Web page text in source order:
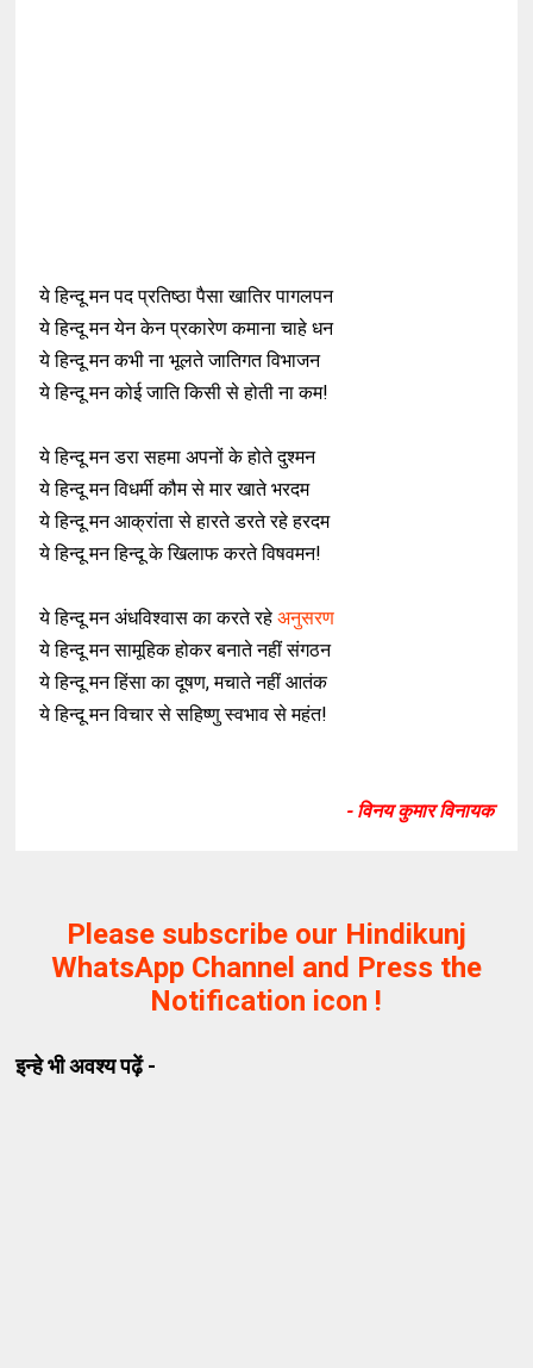
ये हिन्दू मन पद प्रतिष्ठा पैसा खातिर पागलपन
ये हिन्दू मन येन केन प्रकारेण कमाना चाहे धन
ये हिन्दू मन कभी ना भूलते जातिगत विभाजन
ये हिन्दू मन कोई जाति किसी से होती ना कम!
ये हिन्दू मन डरा सहमा अपनों के होते दुश्मन
ये हिन्दू मन विधर्मी कौम से मार खाते भरदम
ये हिन्दू मन आक्रांता से हारते डरते रहे हरदम
ये हिन्दू मन हिन्दू के खिलाफ करते विषवमन!
ये हिन्दू मन अंधविश्वास का करते रहेअनुसरण
ये हिन्दू मन सामूहिक होकर बनाते नहीं संगठन
ये हिन्दू मन हिंसा का दूषण, मचाते नहीं आतंक
ये हिन्दू मन विचार से सहिष्णु स्वभाव से महंत!
- विनय कुमार विनायक
Please subscribe our Hindikunj
WhatsApp Channel and Press the
Notification icon !
इन्हे भी अवश्य पढ़ें -